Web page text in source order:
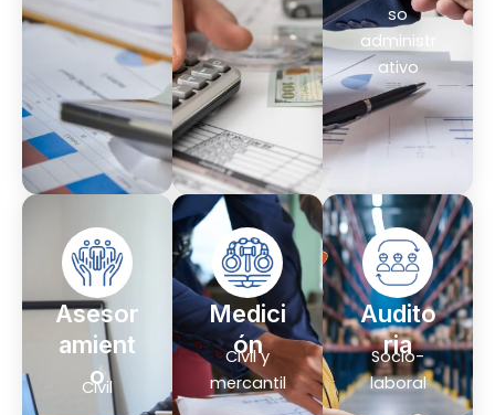
so
administr
ativo
Asesor
amient
o
Civil
Medici
ón
Civil y
mercantil
Audito
ria
Socio-
laboral